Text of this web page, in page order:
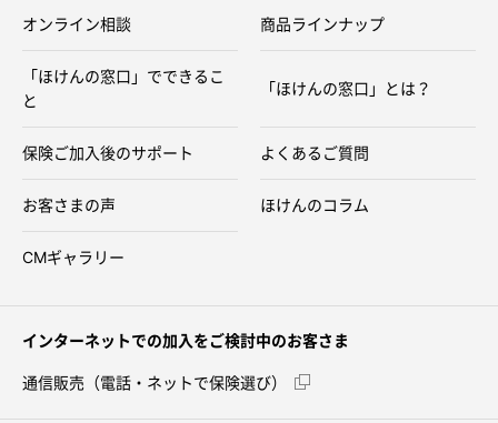
オンライン相談 商品ラインナップ
「ほけんの窓口」でできるこ
と
「ほけんの窓口」とは？
保険ご加入後のサポート よくあるご質問
お客さまの声 ほけんのコラム
CMギャラリー
インターネットでの加入をご検討中のお客さま
通信販売（電話・ネットで保険選び）